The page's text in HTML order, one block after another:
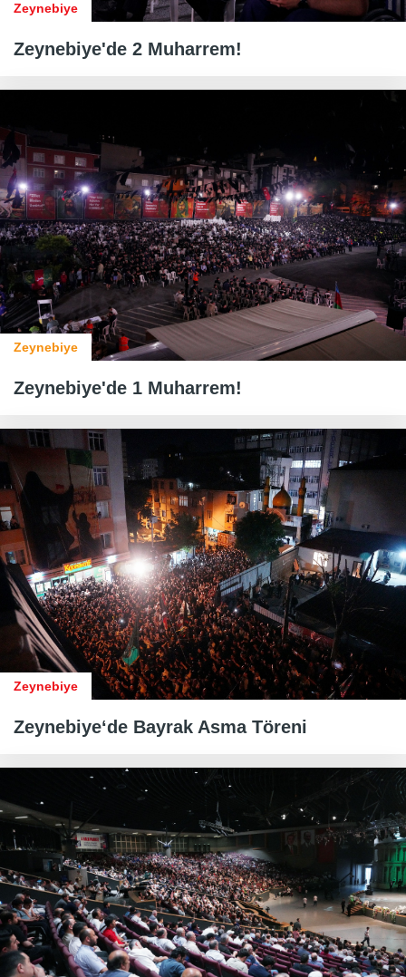
Zeynebiye
Zeynebiye'de 2 Muharrem!
Zeynebiye
Zeynebiye'de 1 Muharrem!
Zeynebiye
Zeynebiye‘de Bayrak Asma Töreni